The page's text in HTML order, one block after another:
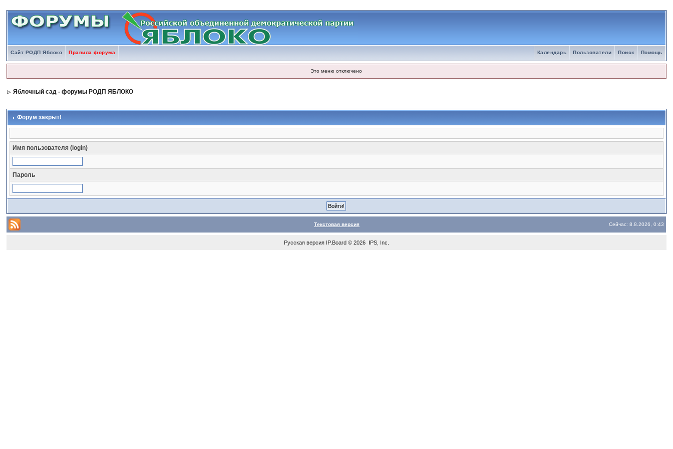
Сайт РОДП Яблоко Правила форума Помощь
Поиск
Пользователи
Календарь
Это меню отключено
Яблочный сад - форумы РОДП ЯБЛОКО
Форум закрыт!
Имя пользователя (login)
Пароль
Текстовая версия Сейчас: 8.8.2026, 0:43
Русская версия IP.Board© 2026 IPS, Inc